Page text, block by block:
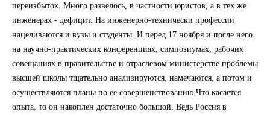
переизбыток. Много развелось, в частности юристов, а в тех же
инженерах - дефицит. На инженерно-технически профессии
нацеливаются и вузы и студенты. И перед 17 ноября и после него
на научно-практических конференциях, симпозиумах, рабочих
совещаниях в правительстве и отраслевом министерстве проблемы
высшей школы тщательно анализируются, намечаются, а потом и
осуществляются планы по ее совершенствованию.Что касается
опыта, то он накоплен достаточно большой. Ведь Россия в